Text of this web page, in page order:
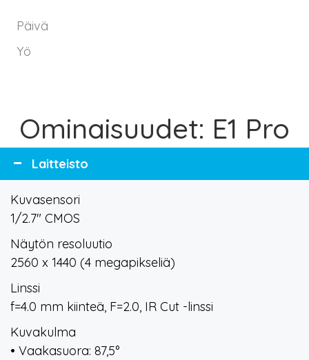
Päivä
Yö
Ominaisuudet: E1 Pro
Laitteisto
Kuvasensori
1/2.7" CMOS
Näytön resoluutio
2560 x 1440 (4 megapikseliä)
Linssi
f=4.0 mm kiinteä, F=2.0, IR Cut -linssi
Kuvakulma
• Vaakasuora: 87,5°